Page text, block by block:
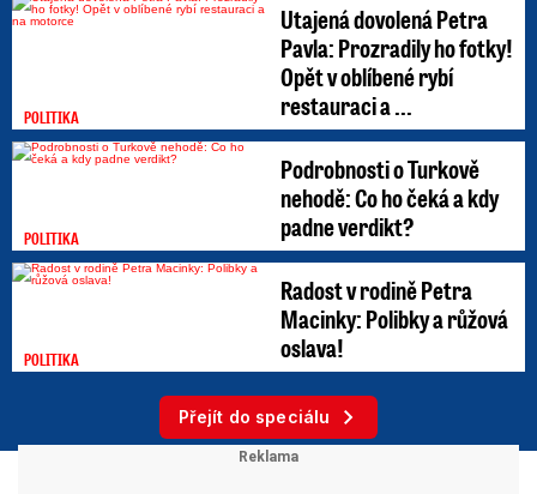
POLITIKA
Utajená dovolená Petra
Pavla: Prozradily ho fotky!
Opět v oblíbené rybí
restauraci a ...
POLITIKA
Podrobnosti o Turkově
nehodě: Co ho čeká a kdy
padne verdikt?
POLITIKA
Radost v rodině Petra
Macinky: Polibky a růžová
oslava!
Přejít do speciálu